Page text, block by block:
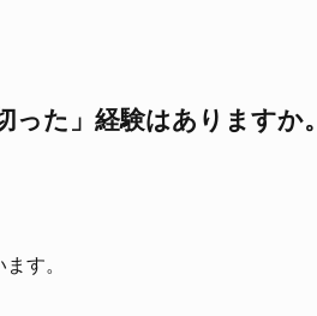
た」経験はありますか。
す。